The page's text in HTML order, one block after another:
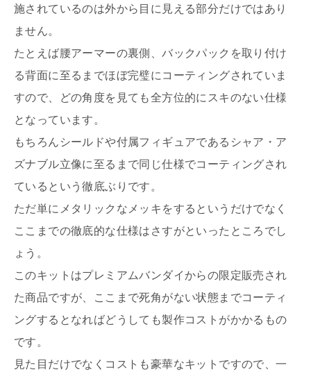
施されているのは外から目に見える部分だけではあり
ません。
たとえば腰アーマーの裏側、バックパックを取り付け
る背面に至るまでほぼ完璧にコーティングされていま
すので、どの角度を見ても全方位的にスキのない仕様
となっています。
もちろんシールドや付属フィギュアであるシャア・ア
ズナブル立像に至るまで同じ仕様でコーティングされ
ているという徹底ぶりです。
ただ単にメタリックなメッキをするというだけでなく
ここまでの徹底的な仕様はさすがといったところでし
ょう。
このキットはプレミアムバンダイからの限定販売され
た商品ですが、ここまで死角がない状態までコーティ
ングするとなればどうしても製作コストがかかるもの
です。
見た目だけでなくコストも豪華なキットですので、一